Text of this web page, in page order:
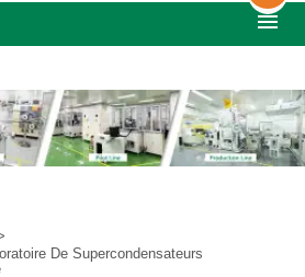
De Supercondensateurs